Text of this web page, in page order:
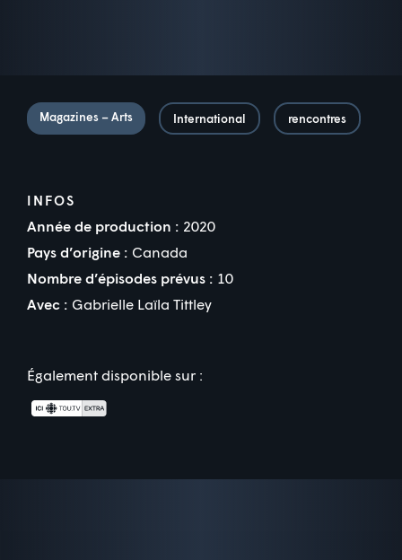
Magazines – Arts International rencontres
INFOS
Année de production : 2020
Pays d’origine : Canada
Nombre d’épisodes prévus : 10
Avec : Gabrielle Laïla Tittley
Également disponible sur :